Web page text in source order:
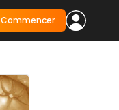
Commencer